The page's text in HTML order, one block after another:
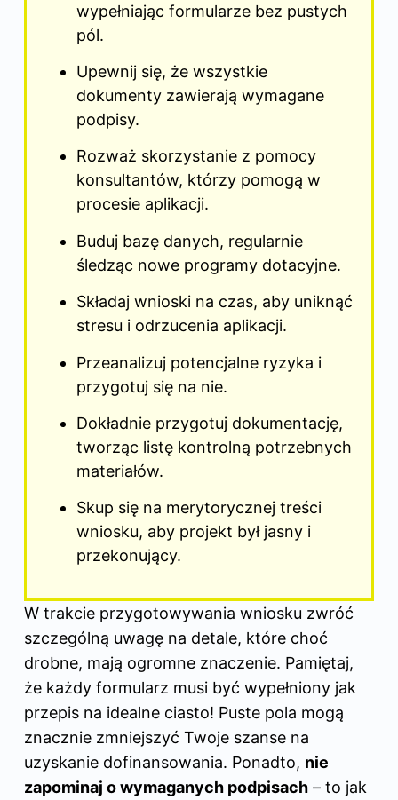
wypełniając formularze bez pustych
pól.
Upewnij się, że wszystkie
dokumenty zawierają wymagane
podpisy.
Rozważ skorzystanie z pomocy
konsultantów, którzy pomogą w
procesie aplikacji.
Buduj bazę danych, regularnie
śledząc nowe programy dotacyjne.
Składaj wnioski na czas, aby uniknąć
stresu i odrzucenia aplikacji.
Przeanalizuj potencjalne ryzyka i
przygotuj się na nie.
Dokładnie przygotuj dokumentację,
tworząc listę kontrolną potrzebnych
materiałów.
Skup się na merytorycznej treści
wniosku, aby projekt był jasny i
przekonujący.
W trakcie przygotowywania wniosku zwróć
szczególną uwagę na detale, które choć
drobne, mają ogromne znaczenie. Pamiętaj,
że każdy formularz musi być wypełniony jak
przepis na idealne ciasto! Puste pola mogą
znacznie zmniejszyć Twoje szanse na
uzyskanie dofinansowania. Ponadto, nie
zapominaj o wymaganych podpisach – to jak